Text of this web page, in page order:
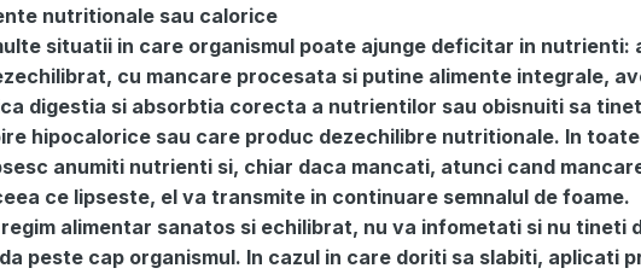
nutritionale sau calorice
situatii in care organismul poate ajunge deficitar in nutrienti:
cu mancare procesata si putine alimente integrale,
digestia si absorbtia corecta a nutrientilor sau obisnuiti sa
hipocalorice sau care produc dezechilibre nutritionale. In
anumiti nutrienti si, chiar daca mancati, atunci cand
ce lipseste, el va transmite in continuare semnalul de foame.
alimentar sanatos si echilibrat, nu va infometati si nu tineti
peste cap organismul. In cazul in care doriti sa slabiti, aplicati